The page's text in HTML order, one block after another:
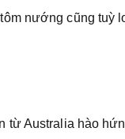
nướng cũng tuỳ
từ Australia hào